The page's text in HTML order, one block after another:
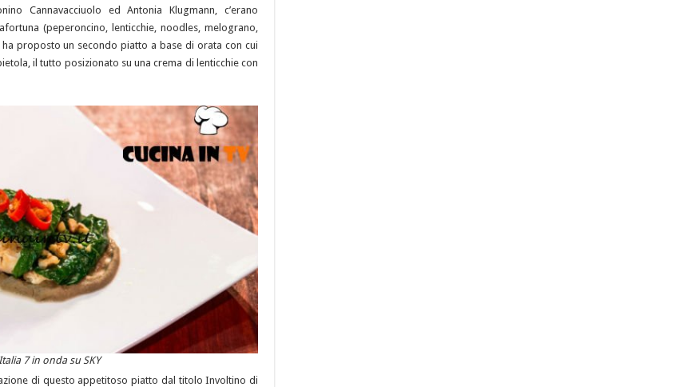
Cannavacciuolo ed Antonia Klugmann, c’erano
(peperoncino, lenticchie, noodles, melograno,
proposto un secondo piatto a base di orata con cui
il tutto posizionato su una crema di lenticchie con
7 in onda su SKY
di questo appetitoso piatto dal titolo Involtino di